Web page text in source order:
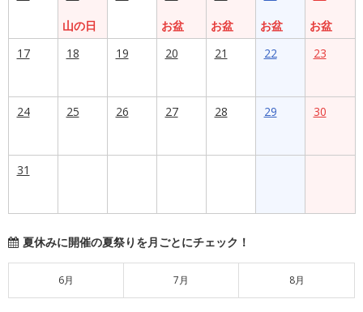
山の日
お盆
お盆
お盆
お盆
17
18 19 20 21 22 23
24 25 26 27 28 29 30
31
夏休みに開催の夏祭りを月ごとにチェック！
6月 7月 8月